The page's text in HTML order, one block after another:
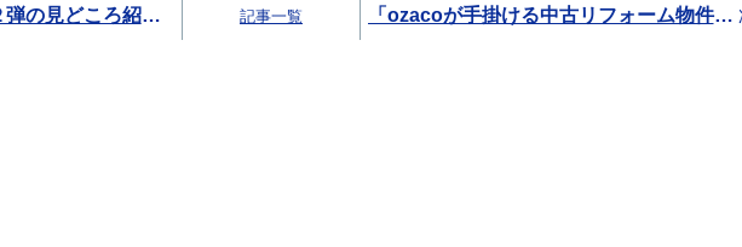
「LaCRASアール第２弾の見どころ紹介！」 記事一覧 「ozacoが手掛ける中古リフォーム物件、絶賛リフォーム中！」